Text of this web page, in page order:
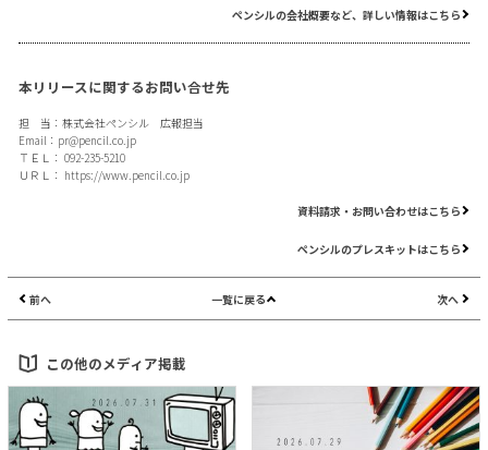
ペンシルの会社概要など、詳しい情報はこちら
本リリースに関するお問い合せ先
担 当：株式会社ペンシル 広報担当
Email： pr@pencil.co.jp
ＴＥＬ： 092-235-5210
ＵＲＬ： https://www.pencil.co.jp
資料請求・お問い合わせはこちら
ペンシルのプレスキットはこちら
前へ 一覧に戻る 次へ
この他のメディア掲載